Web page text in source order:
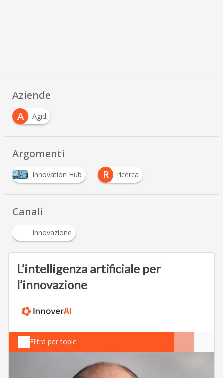
Aziende
A
Agid
Argomenti
Innovation Hub R ricerca
Canali
Innovazione
L’intelligenza artificiale per
l’innovazione
Filtra per topic